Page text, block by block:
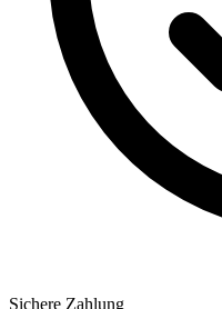
Sichere Zahlung